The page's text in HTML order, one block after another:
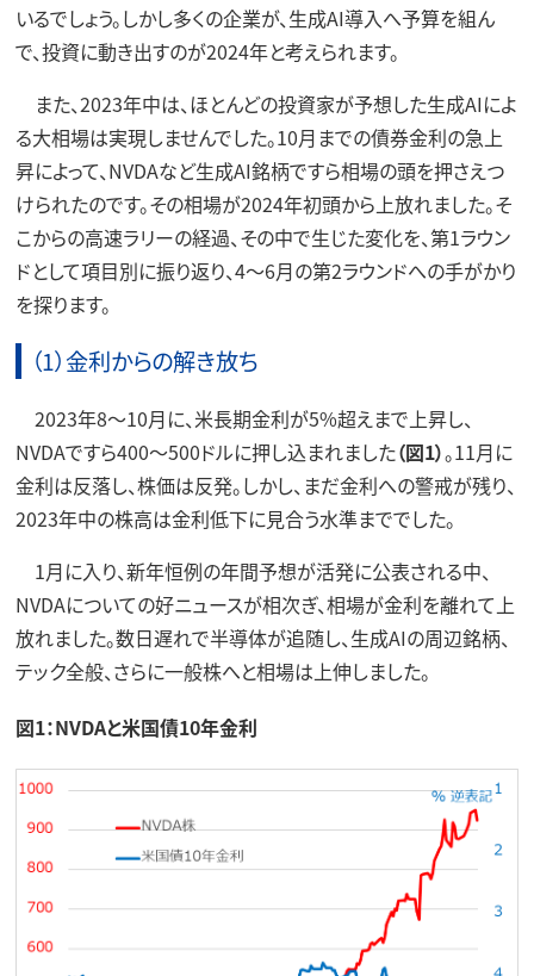
いるでしょう。しかし多くの企業が、生成AI導入へ予算を組ん
で、投資に動き出すのが2024年と考えられます。
また、2023年中は、ほとんどの投資家が予想した生成AIによ
る大相場は実現しませんでした。10月までの債券金利の急上
昇によって、NVDAなど生成AI銘柄ですら相場の頭を押さえつ
けられたのです。その相場が2024年初頭から上放れました。そ
こからの高速ラリーの経過、その中で生じた変化を、第1ラウン
ドとして項目別に振り返り、4～6月の第2ラウンドへの手がかり
を探ります。
（1）金利からの解き放ち
2023年8～10月に、米長期金利が5%超えまで上昇し、
NVDAですら400～500ドルに押し込まれました（図1）。11月に
金利は反落し、株価は反発。しかし、まだ金利への警戒が残り、
2023年中の株高は金利低下に見合う水準まででした。
1月に入り、新年恒例の年間予想が活発に公表される中、
NVDAについての好ニュースが相次ぎ、相場が金利を離れて上
放れました。数日遅れで半導体が追随し、生成AIの周辺銘柄、
テック全般、さらに一般株へと相場は上伸しました。
図1：NVDAと米国債10年金利